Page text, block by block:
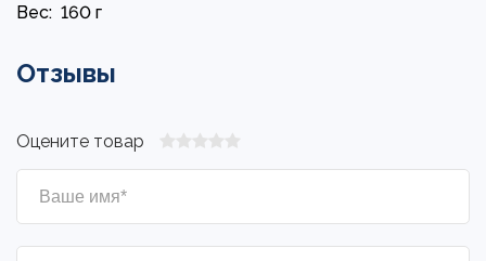
Вес: 160 г
Отзывы
Оцените товар